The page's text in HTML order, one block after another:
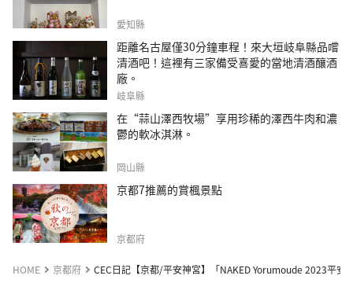
愛知縣
距離名古屋僅30分鐘車程！來大垣岐阜縣品嚐
清酒吧！這裡有三家備受喜愛的當地清酒釀酒
廠。
岐阜縣
在“蒜山澤西牧場”享用珍稀的澤西牛肉和濃
鬱的軟冰淇淋。
岡山縣
京都7推薦的賞楓景點
京都府
HOME 京都府 CEC日記【京都/平安神宮】「NAKED Yorumoude 2023平安